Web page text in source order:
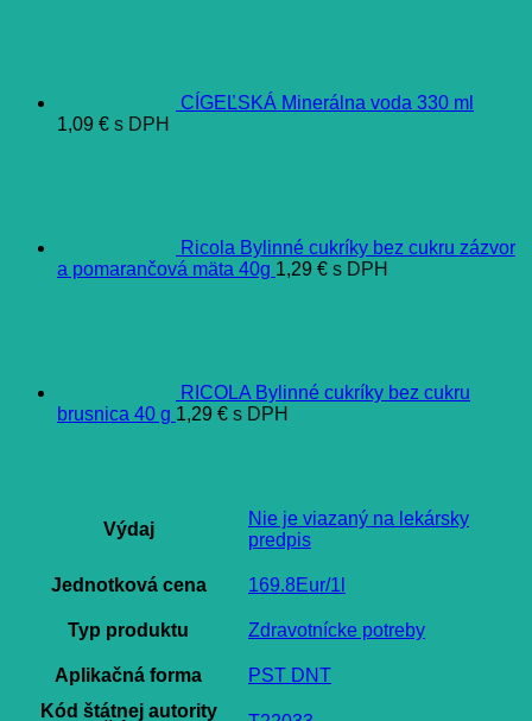
CÍGEĽSKÁ Minerálna voda 330 ml
1,09 € s DPH
Ricola Bylinné cukríky bez cukru zázvor
a pomarančová mäta 40g 1,29 € s DPH
RICOLA Bylinné cukríky bez cukru
brusnica 40 g 1,29 € s DPH
Výdaj
Nie je viazaný na lekársky
predpis
Jednotková cena 169.8Eur/1l
Typ produktu Zdravotnícke potreby
Aplikačná forma
PST DNT
Kód štátnej autority